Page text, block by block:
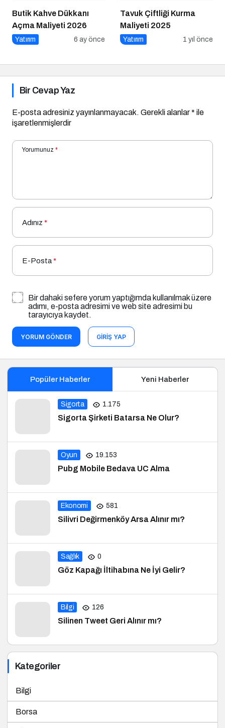
Butik Kahve Dükkanı
Açma Maliyeti 2026
Yatırım 6 ay önce
Tavuk Çiftliği Kurma
Maliyeti 2025
Yatırım 1 yıl önce
Bir Cevap Yaz
E-posta adresiniz yayınlanmayacak. Gerekli alanlar* ile
işaretlenmişlerdir
Yorumunuz *
Adınız *
E-Posta*
Bir dahaki sefere yorum yaptığımda kullanılmak üzere
adımı, e-posta adresimi ve web site adresimi bu
tarayıcıya kaydet.
YORUM GÖNDER GIRIŞ YAP
Popüler Haberler Yeni Haberler
Sigorta 1.175
Sigorta Şirketi Batarsa Ne Olur?
Oyun 19.153
Pubg Mobile Bedava UC Alma
Ekonomi 581
Silivri Değirmenköy Arsa Alınır mı?
Sağlık 0
Göz Kapağı İltihabına Ne İyi Gelir?
Bilgi 126
Silinen Tweet Geri Alınır mı?
Kategoriler
Bilgi
Borsa